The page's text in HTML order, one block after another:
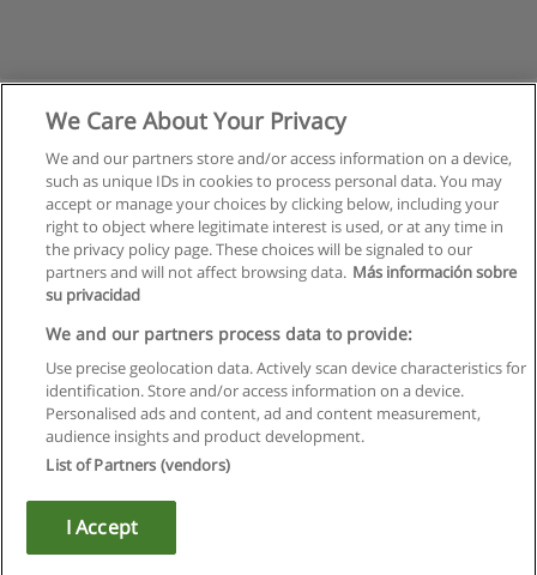
Правила пользования
Конфиденциальность информации
Напишите Educaedu
Copyright © Educaedu Business S.L. - CIF : B-95610580: -
We Care About Your Privacy
We and our partners store and/or access information on a device,
such as unique IDs in cookies to process personal data. You may
accept or manage your choices by clicking below, including your
right to object where legitimate interest is used, or at any time in
the privacy policy page. These choices will be signaled to our
partners and will not affect browsing data. Más información sobre
su privacidad
We and our partners process data to provide:
Use precise geolocation data. Actively scan device characteristics for
identification. Store and/or access information on a device.
Personalised ads and content, ad and content measurement,
audience insights and product development.
List of Partners (vendors)
I Accept